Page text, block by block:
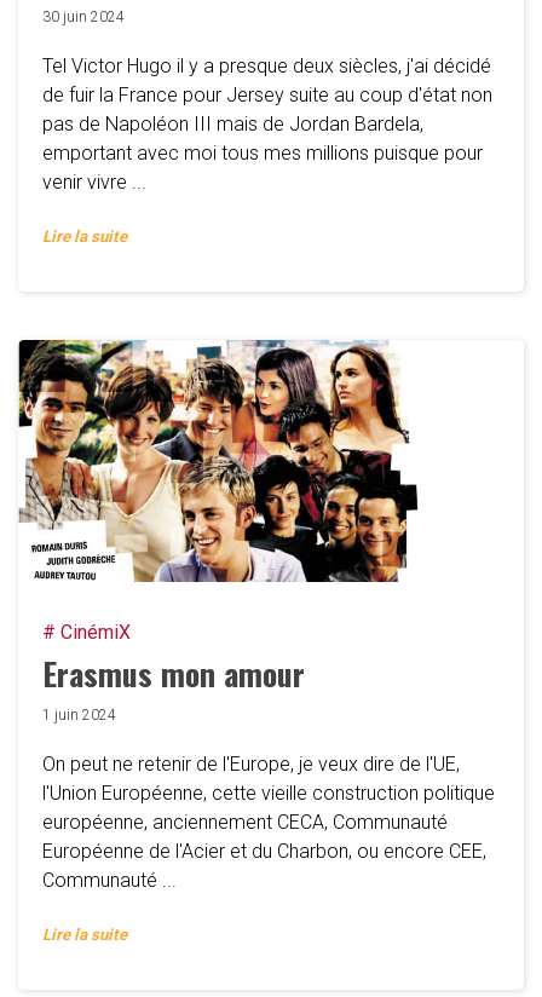
30 juin 2024
Tel Victor Hugo il y a presque deux siècles, j'ai décidé
de fuir la France pour Jersey suite au coup d'état non
pas de Napoléon III mais de Jordan Bardela,
emportant avec moi tous mes millions puisque pour
venir vivre ...
Lire la suite
# CinémiX
Erasmus mon amour
1 juin 2024
On peut ne retenir de l'Europe, je veux dire de l'UE,
l'Union Européenne, cette vieille construction politique
européenne, anciennement CECA, Communauté
Européenne de l'Acier et du Charbon, ou encore CEE,
Communauté ...
Lire la suite